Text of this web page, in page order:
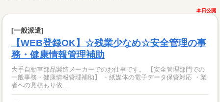
本日公開
[一般派遣]
【WEB登録OK】☆残業少なめ☆安全管理の事
務・健康情報管理補助
大手自動車部品製造メーカーでのお仕事です。 【安全管理部門での
一般事務・健康情報管理補助】 ・紙媒体の電子データ保管対応 ・業
者への見積もり依...